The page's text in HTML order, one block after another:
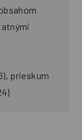
prieskum